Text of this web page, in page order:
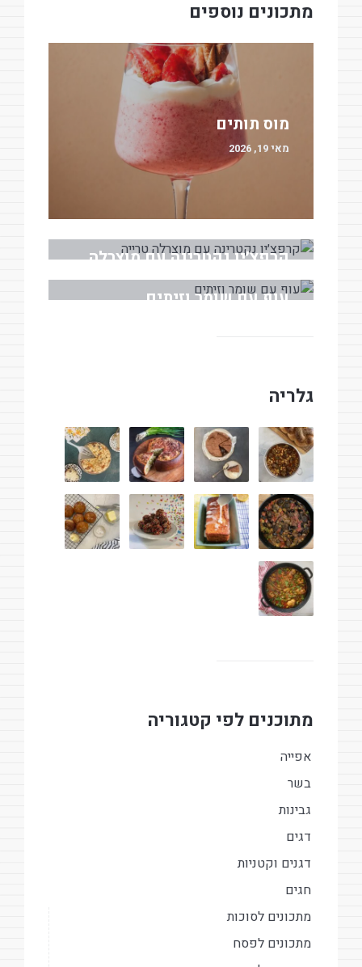
מתכונים נוספים
מוס תותים
מאי 19, 2026
קרפצ׳יו נקטרינה עם מוצרלה
טרייה
מאי 18, 2026
עוף עם שומר וזיתים
גלריה
מתוכנים לפי קטגוריה
אפייה
בשר
גבינות
דגים
דגנים וקטניות
חגים
מתכונים לסוכות
מתכונים לפסח